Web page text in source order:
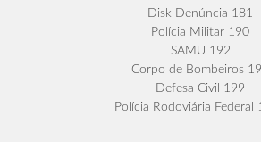
Disk Denúncia 181
Polícia Militar 190
SAMU 192
Corpo de Bombeiros
Defesa Civil 199
Polícia Rodoviária Federal